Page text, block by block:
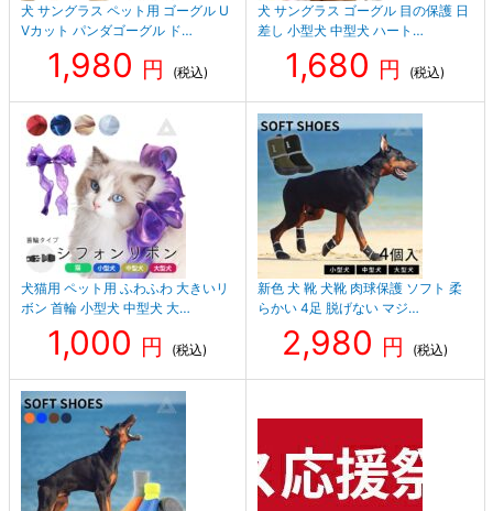
犬 サングラス ペット用 ゴーグル U
Vカット パンダゴーグル ド…
1,980 円 (税込)
犬 サングラス ゴーグル 目の保護 日
差し 小型犬 中型犬 ハート…
1,680 円 (税込)
犬猫用 ペット用 ふわふわ 大きいリ
ボン 首輪 小型犬 中型犬 大…
1,000 円 (税込)
新色 犬 靴 犬靴 肉球保護 ソフト 柔
らかい 4足 脱げない マジ…
2,980 円 (税込)